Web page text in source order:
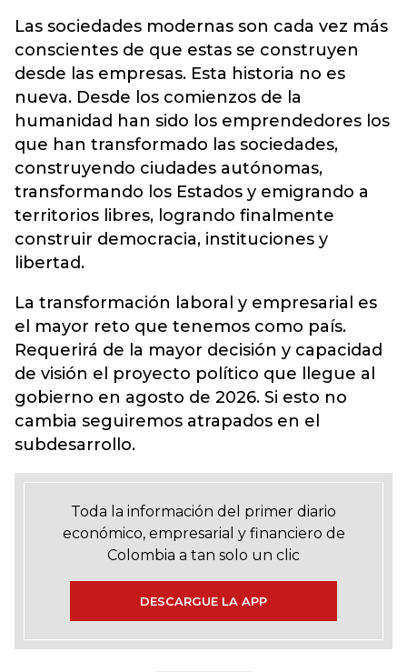
Las sociedades modernas son cada vez más
conscientes de que estas se construyen
desde las empresas. Esta historia no es
nueva. Desde los comienzos de la
humanidad han sido los emprendedores los
que han transformado las sociedades,
construyendo ciudades autónomas,
transformando los Estados y emigrando a
territorios libres, logrando finalmente
construir democracia, instituciones y
libertad.
La transformación laboral y empresarial es
el mayor reto que tenemos como país.
Requerirá de la mayor decisión y capacidad
de visión el proyecto político que llegue al
gobierno en agosto de 2026. Si esto no
cambia seguiremos atrapados en el
subdesarrollo.
Toda la información del primer diario
económico, empresarial y financiero de
Colombia a tan solo un clic
DESCARGUE LA APP